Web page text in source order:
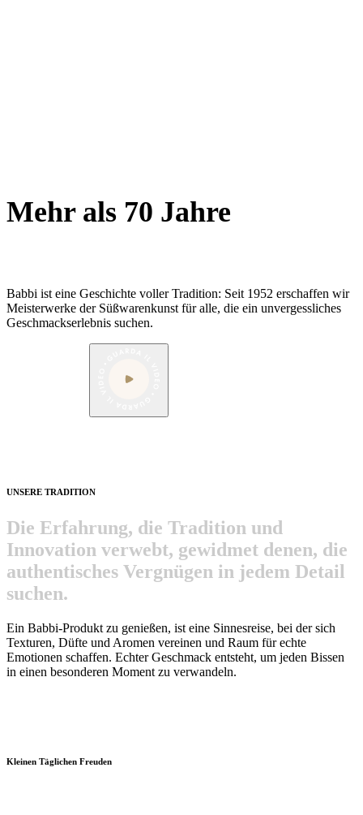
Babbi ist eine Geschichte vollerTradition: Seit 1952 erschaffen wir
Meisterwerke der Süßwarenkunstfür alle, die ein unvergessliches
Geschmackserlebnis suchen.
UNSERE TRADITION
Die Erfahrung, die Tradition und
Innovation verwebt, gewidmet denen, die
authentisches Vergnügen in jedem Detail
suchen.
Ein Babbi-Produkt zu genießen, ist eine Sinnesreise, bei der sich
Texturen, Düfte und Aromen vereinen und Raum fürechte
Emotionen schaffen. Echter Geschmack entsteht, um jeden Bissen
in einen besonderen Moment zu verwandeln.
Kleinen Täglichen Freuden